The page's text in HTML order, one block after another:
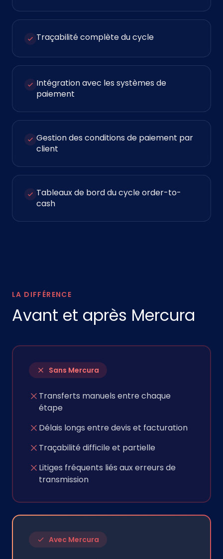
Traçabilité complète du cycle
Intégration avec les systèmes de
paiement
Gestion des conditions de paiement par
client
Tableaux de bord du cycle order-to-
cash
LA DIFFÉRENCE
Avant et après Mercura
Sans Mercura
Transferts manuels entre chaque
étape
Délais longs entre devis et facturation
Traçabilité difficile et partielle
Litiges fréquents liés aux erreurs de
transmission
Avec Mercura